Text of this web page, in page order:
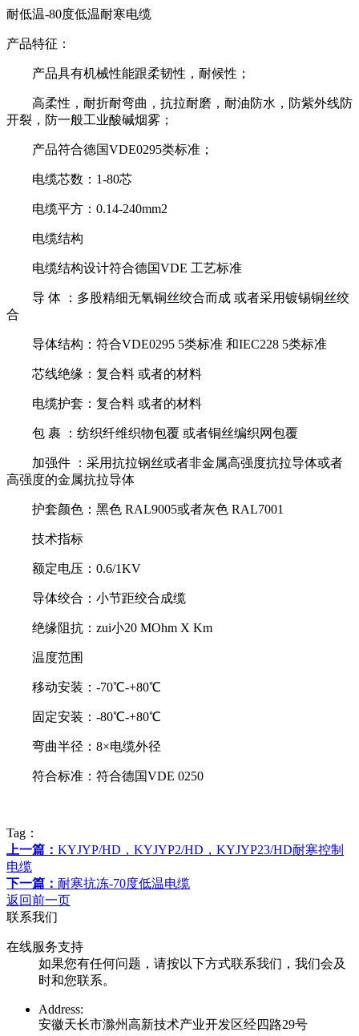
耐低温-80度低温耐寒电缆
产品特征：
产品具有机械性能跟柔韧性，耐候性；
高柔性，耐折耐弯曲，抗拉耐磨，耐油防水，防紫外线防
开裂，防一般工业酸碱烟雾；
产品符合德国VDE0295类标准；
电缆芯数：1-80芯
电缆平方：0.14-240mm2
电缆结构
电缆结构设计符合德国VDE 工艺标准
导 体 ：多股精细无氧铜丝绞合而成 或者采用镀锡铜丝绞
合
导体结构：符合VDE0295 5类标准 和IEC228 5类标准
芯线绝缘：复合料 或者的材料
电缆护套：复合料 或者的材料
包 裹 ：纺织纤维织物包覆 或者铜丝编织网包覆
加强件 ：采用抗拉钢丝或者非金属高强度抗拉导体或者
高强度的金属抗拉导体
护套颜色：黑色 RAL9005或者灰色 RAL7001
技术指标
额定电压：0.6/1KV
导体绞合：小节距绞合成缆
绝缘阻抗：zui小20 MOhm X Km
温度范围
移动安装：-70℃-+80℃
固定安装：-80℃-+80℃
弯曲半径：8×电缆外径
符合标准：符合德国VDE 0250
Tag：
上一篇： KYJYP/HD，KYJYP2/HD，KYJYP23/HD耐寒控制
电缆
下一篇： 耐寒抗冻-70度低温电缆
返回前一页
联系我们
在线服务支持
如果您有任何问题，请按以下方式联系我们，我们会及
时和您联系。
Address:
安徽天长市滁州高新技术产业开发区经四路29号